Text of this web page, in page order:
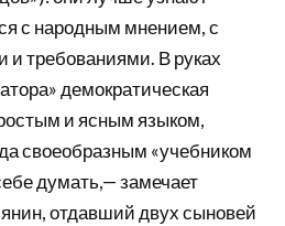
с народным мнением, с
и требованиями. В руках
демократическая
и ясным языком,
своеобразным «учебником
думать,— замечает
отдавший двух сыновей